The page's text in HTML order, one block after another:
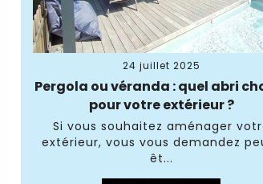
24 juillet 2025
Pergola ou véranda : quel abri
pour votre extérieur ?
Si vous souhaitez aménager
extérieur, vous vous demandez
êt...